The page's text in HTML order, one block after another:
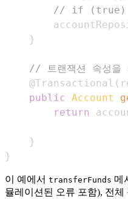
// if (true)
}
// 트랜잭션 속성을
@Transactional (
public Account
return
}
}
이 예에서 transferFunds 메
뮬레이션된 오류 포함), 전체